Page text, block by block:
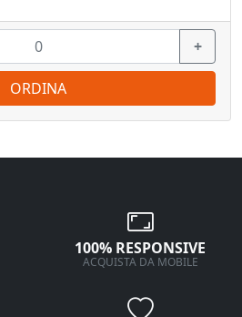
+
ORDINA
100% RESPONSIVE
ACQUISTA DA MOBILE